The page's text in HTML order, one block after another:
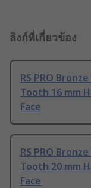
ลิงก์ที่เกี่ยวข้อง
RS PRO
Tooth 16 mm
Face
RS PRO
Tooth 20 mm
Face